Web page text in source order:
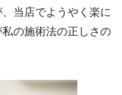
当店でようやく楽に
の施術法の正しさの